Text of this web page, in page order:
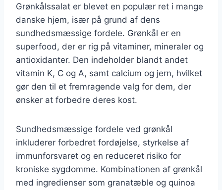
Grønkålssalat er blevet en populær ret i mange
danske hjem, især på grund af dens
sundhedsmæssige fordele. Grønkål er en
superfood, der er rig på vitaminer, mineraler og
antioxidanter. Den indeholder blandt andet
vitamin K, C og A, samt calcium og jern, hvilket
gør den til et fremragende valg for dem, der
ønsker at forbedre deres kost.
Sundhedsmæssige fordele ved grønkål
inkluderer forbedret fordøjelse, styrkelse af
immunforsvaret og en reduceret risiko for
kroniske sygdomme. Kombinationen af grønkål
med ingredienser som granatæble og quinoa